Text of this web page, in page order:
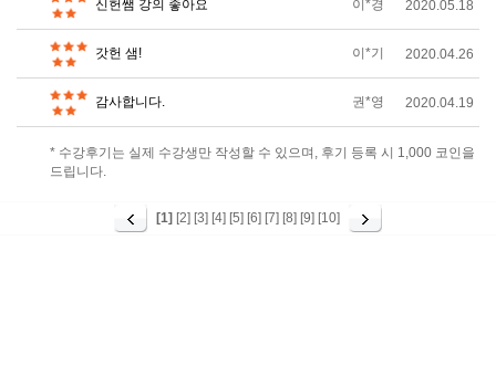
신헌쌤 강의 좋아요 이*경 2020.05.18
갓헌 샘! 이*기 2020.04.26
감사합니다. 권*영 2020.04.19
* 수강후기는 실제 수강생만 작성할 수 있으며, 후기 등록 시 1,000 코인을
드립니다.
[1] [2] [3] [4] [5] [6] [7] [8] [9] [10]